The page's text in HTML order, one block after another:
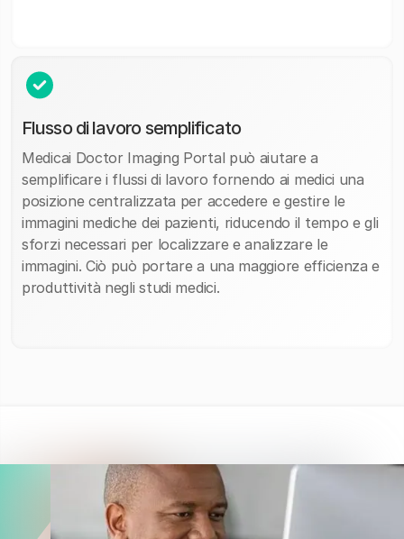
Flusso di lavoro semplificato
Medicai Doctor Imaging Portal può aiutare a
semplificare i flussi di lavoro fornendo ai medici una
posizione centralizzata per accedere e gestire le
immagini mediche dei pazienti, riducendo il tempo e gli
sforzi necessari per localizzare e analizzare le
immagini. Ciò può portare a una maggiore efficienza e
produttività negli studi medici.